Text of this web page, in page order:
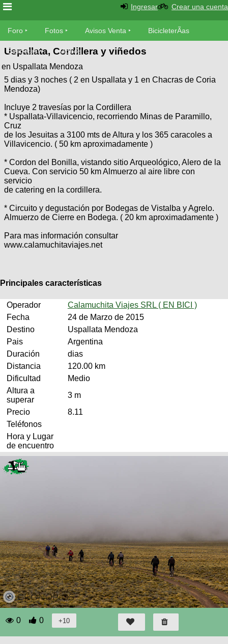
Foro
Foro
TÃ©cnica
MecÃ¡nica
Fotos
SUBÃ
tu foto
Galeria
XC
Bicicletas
Viajes
Dirt
BMX
Ruta,
todo
Retro
Enduro
Ranking
Fotos
del
DÃA
Fotos
votadas
Avisos
Ventas
SUBÃ
tu
Buscar
Ultimos
Fotos
Categorias
COMPRO
Mi
Mis
Compras
Ventas
BicicleterÃ­
as
Bicicletas
Tandem
TÃ©cnica
Robadas
Calendario
Videos
Cicloturismo
Salidas
Relatos
viajes
de
viajes
Usuarios
Buscar
Mis
Amigos
Actividad
de
Amigos
Ingresar Crear una cuenta
Foro Fotos Avisos Venta BicicleterÃ­as
Bicicletas Videos
Uspallata, Cordillera y viñedos
en Uspallata Mendoza
5 dias y 3 noches ( 2 en Uspallata y 1 en Chacras de Coria
Mendoza)
Incluye 2 travesías por la Cordillera
* Uspallata-Villavicencio, recorriendo Minas de Paramillo,
Cruz
de los Jesuitas a 3100 mts de Altura y los 365 caracoles a
Villavicencio. ( 50 km aproximadamente )
* Cordon del Bonilla, vistando sitio Arqueológico, Alero de la
Cueva. Con servicio 50 km Almuerzo al aire libre con
servicio
de catering en la cordillera.
* Circuito y degustación por Bodegas de Vistalba y Agrelo.
Almuerzo de Cierre en Bodega. ( 20 km aproximadamente )
Para mas información consultar
www.calamuchitaviajes.net
Principales características
Operador
Calamuchita Viajes SRL ( EN BICI )
Fecha
24 de Marzo de 2015
Destino
Uspallata Mendoza
Pais
Argentina
Duración
dias
Distancia
120.00 km
Dificultad
Medio
Altura a
superar
3 m
Precio
8.11
Teléfonos
Hora y Lugar
de encuentro
0 0